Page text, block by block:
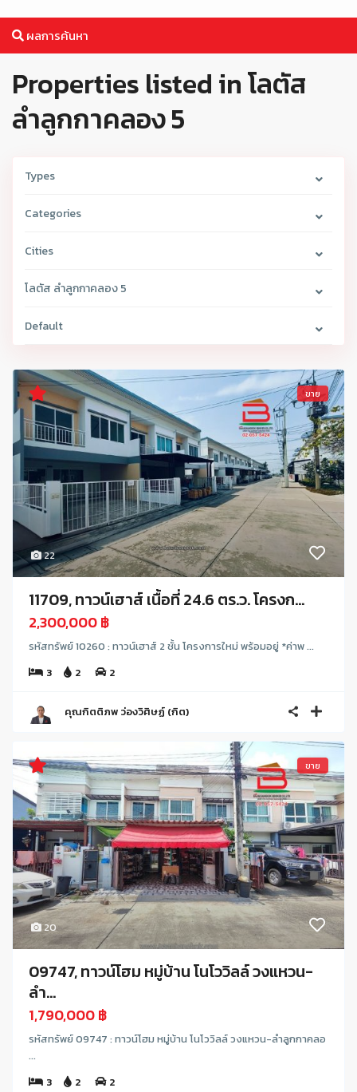
ผลการค้นหา
Properties listed in โลตัส
ลำลูกกาคลอง 5
Types
Categories
Cities
โลตัส ลำลูกกาคลอง 5
Default
22
ขาย
11709, ทาวน์เฮาส์ เนื้อที่ 24.6 ตร.ว. โครงก...
2,300,000 ฿
รหัสทรัพย์ 10260 : ทาวน์เฮาส์ 2 ชั้น โครงการใหม่ พร้อมอยู่ *ค่าพ ...
3
2 2
คุณกิตติภพ ว่องวิศิษฏ์ (กิต)
20
ขาย
09747, ทาวน์โฮม หมู่บ้าน โนโววิลล์ วงแหวน-
ลำ...
1,790,000 ฿
รหัสทรัพย์ 09747 : ทาวน์โฮม หมู่บ้าน โนโววิลล์ วงแหวน-ลำลูกกาคลอ
...
3
2 2